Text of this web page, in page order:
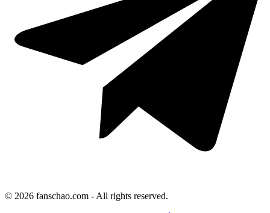
© 2026 fanschao.com - All rights reserved.